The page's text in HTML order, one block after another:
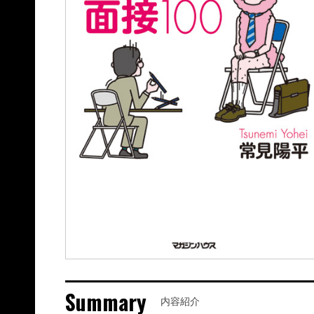
Summary 内容紹介